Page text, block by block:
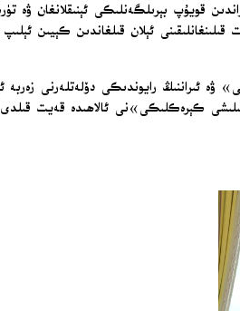
قويۇپ بېرىلگەنلىكى ئېنىقلانغان
قىلىنغانلىقىنى ئېلان قىلغاندىن كېيىن
ۋە ئىراننىڭ رايوندىكى دۆلەتلەرنى
كېرەكلىكى»نى ئالاھىدە قەيت